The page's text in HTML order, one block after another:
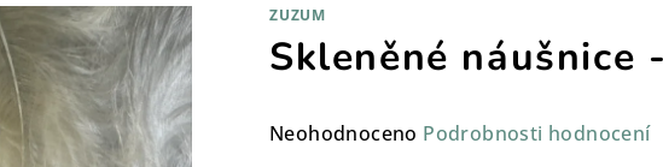
ZUZUM
Skleněné náušnice
Průměrné
Neohodnoceno Podrobnosti hodnocení